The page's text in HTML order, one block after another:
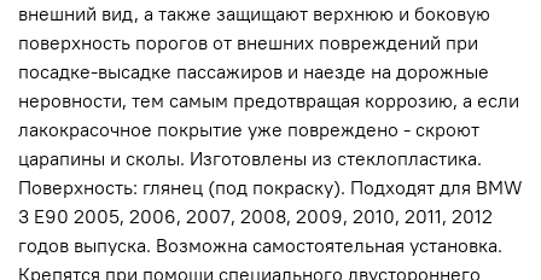
внешний вид, а также защищают верхнюю и боковую
поверхность порогов от внешних повреждений при
посадке-высадке пассажиров и наезде на дорожные
неровности, тем самым предотвращая коррозию, а если
лакокрасочное покрытие уже повреждено - скроют
царапины и сколы. Изготовлены из стеклопластика.
Поверхность: глянец (под покраску). Подходят для BMW
3 E90 2005, 2006, 2007, 2008, 2009, 2010, 2011, 2012
годов выпуска. Возможна самостоятельная установка.
Крепятся при помощи специального двустороннего